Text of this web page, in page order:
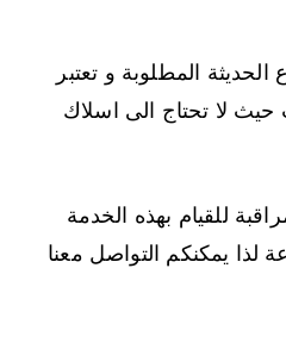
الحديثة المطلوبة و تعتبر
حيث لا تحتاج الى اسلاك
للقيام بهذه الخدمة
لذا يمكنكم التواصل معنا